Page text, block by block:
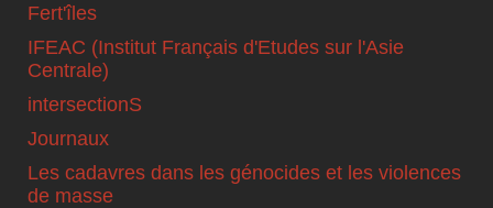
Fert'îles
IFEAC (Institut Français d'Etudes sur l'Asie
Centrale)
intersectionS
Journaux
Les cadavres dans les génocides et les violences
de masse